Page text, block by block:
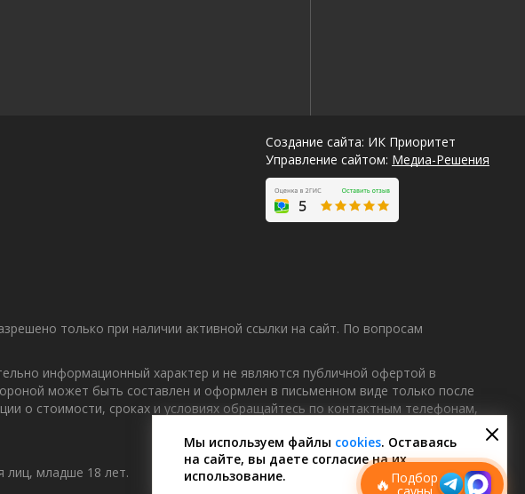
Создание сайта: ИК Приоритет
Управление сайтом: Медиа-Решения
только при наличии активной ссылки на сайт. По вопросам
информационный характер и не являются публичной офертой в
может быть составлен и оформлен в письменном виде только после
о стоимости, сроках и условиях обращайтесь по контактным телефонам,
лиц, младше 18 лет.
🔥 Подбор
Лучшие
саун
Подписывайтесь в Telegram или MAX —
пришлём свежие скидки
Мы используем файлы cookies. Оставаясь
на сайте, вы даете согласие на их
использование.